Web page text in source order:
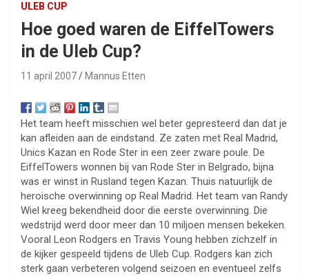
ULEB CUP
Hoe goed waren de EiffelTowers
in de Uleb Cup?
11 april 2007 Mannus Etten
Het team heeft misschien wel beter gepresteerd dan dat je
kan afleiden aan de eindstand. Ze zaten met Real Madrid,
Unics Kazan en Rode Ster in een zeer zware poule. De
EiffelTowers wonnen bij van Rode Ster in Belgrado, bijna
was er winst in Rusland tegen Kazan. Thuis natuurlijk de
heroische overwinning op Real Madrid. Het team van Randy
Wiel kreeg bekendheid door die eerste overwinning. Die
wedstrijd werd door meer dan 10 miljoen mensen bekeken.
Vooral Leon Rodgers en Travis Young hebben zichzelf in
de kijker gespeeld tijdens de Uleb Cup. Rodgers kan zich
sterk gaan verbeteren volgend seizoen en eventueel zelfs